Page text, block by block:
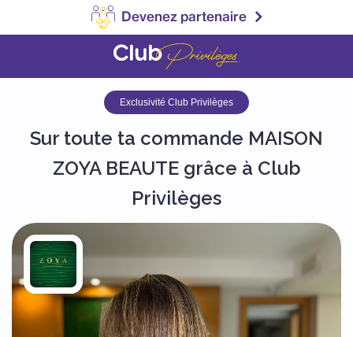
Devenez partenaire
Exclusivité Club Privilèges
Sur toute ta commande MAISON
ZOYA BEAUTE grâce à Club
Privilèges